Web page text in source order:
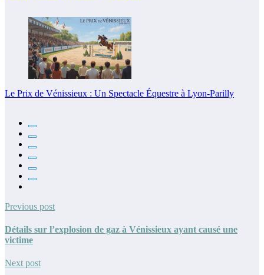
Le Prix de Vénissieux : Un Spectacle Équestre à Lyon-Parilly
Previous post
Détails sur l’explosion de gaz à Vénissieux ayant causé une
victime
Next post